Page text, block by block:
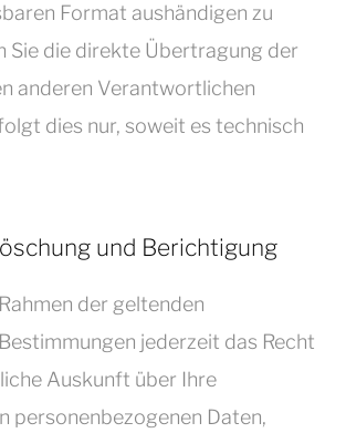
Format aushändigen zu
Sie die direkte Übertragung der
anderen Verantwortlichen
dies nur, soweit es technisch
und Berichtigung
der geltenden
jederzeit das Recht
Auskunft über Ihre
personenbezogenen Daten,